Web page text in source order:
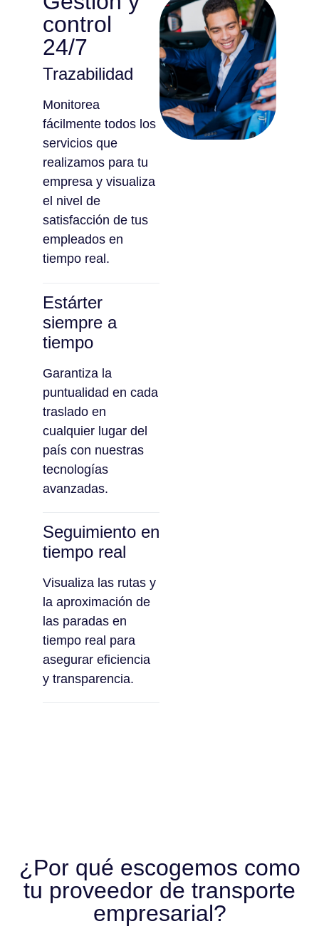
control
24/7
Trazabilidad
Monitorea
fácilmente todos los
servicios que
realizamos para tu
empresa y visualiza
el nivel de
satisfacción de tus
empleados en
tiempo real.
Estárter
siempre a
tiempo
Garantiza la
puntualidad en cada
traslado en
cualquier lugar del
país con nuestras
tecnologías
avanzadas.
Seguimiento en
tiempo real
Visualiza las rutas y
la aproximación de
las paradas en
tiempo real para
asegurar eficiencia
y transparencia.
¿Por qué escogemos como
tu proveedor de transporte
empresarial?